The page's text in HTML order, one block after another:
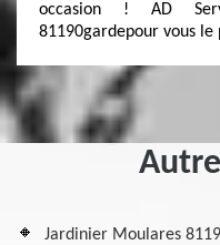
occasion ! AD
81190gardepour vous
Jardinier Moulares